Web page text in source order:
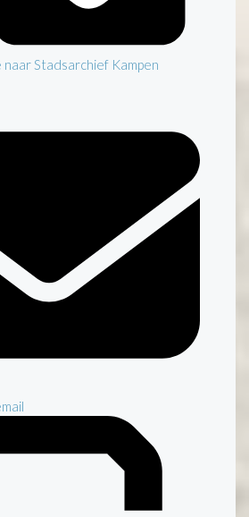
Stadsarchief Kampen